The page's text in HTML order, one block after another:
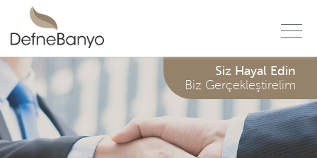
Siz Hayal Edin
Biz Gerçekleştirelim